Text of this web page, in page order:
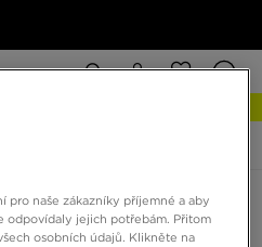
tepláky Fila
pro naše zákazníky příjemné a aby
odpovídaly jejich potřebám. Přitom
osobních údajů. Klikněte na